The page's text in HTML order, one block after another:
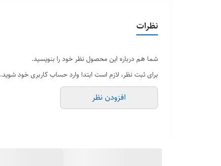
نظرات
شما هم درباره این محصول نظر خود را بنویسید.
برای ثبت نظر، لازم است ابتدا وارد حساب کاربری خود شوید.
افزودن نظر